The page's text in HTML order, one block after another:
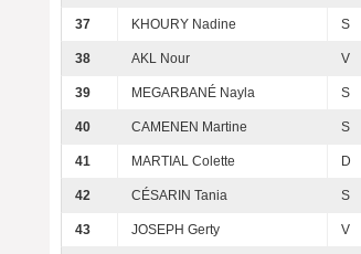
37 KHOURY Nadine S
38 AKL Nour V
39 MEGARBANÉ Nayla S
40 CAMENEN Martine S
41 MARTIAL Colette D
42 CÉSARIN Tania S
43 JOSEPH Gerty V